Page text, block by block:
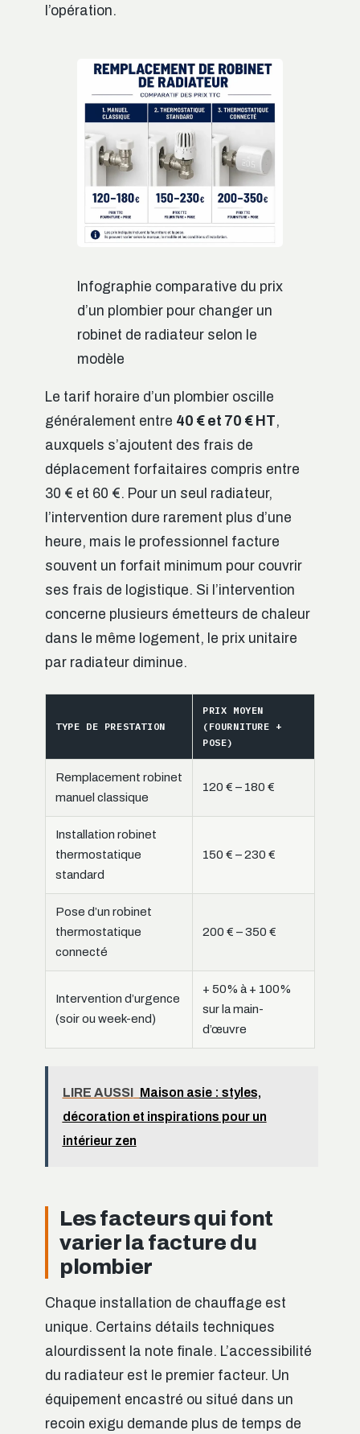
l’opération.
Infographie comparative du prix
d’un plombier pour changer un
robinet de radiateur selon le
modèle
Le tarif horaire d’un plombier oscille
généralement entre 40 € et 70 € HT,
auxquels s’ajoutent des frais de
déplacement forfaitaires compris entre
30 € et 60 €. Pour un seul radiateur,
l’intervention dure rarement plus d’une
heure, mais le professionnel facture
souvent un forfait minimum pour couvrir
ses frais de logistique. Si l’intervention
concerne plusieurs émetteurs de chaleur
dans le même logement, le prix unitaire
par radiateur diminue.
TYPE DE PRESTATION
PRIX MOYEN
(FOURNITURE +
POSE)
Remplacement robinet
manuel classique
120 € – 180 €
Installation robinet
thermostatique
standard
150 € – 230 €
Pose d’un robinet
thermostatique
connecté
200 € – 350 €
Intervention d’urgence
(soir ou week-end)
+ 50% à + 100%
sur la main-
d’œuvre
LIRE AUSSI Maison asie : styles,
décoration et inspirations pour un
intérieur zen
Les facteurs qui font
varier la facture du
plombier
Chaque installation de chauffage est
unique. Certains détails techniques
alourdissent la note finale. L’accessibilité
du radiateur est le premier facteur. Un
équipement encastré ou situé dans un
recoin exigu demande plus de temps de